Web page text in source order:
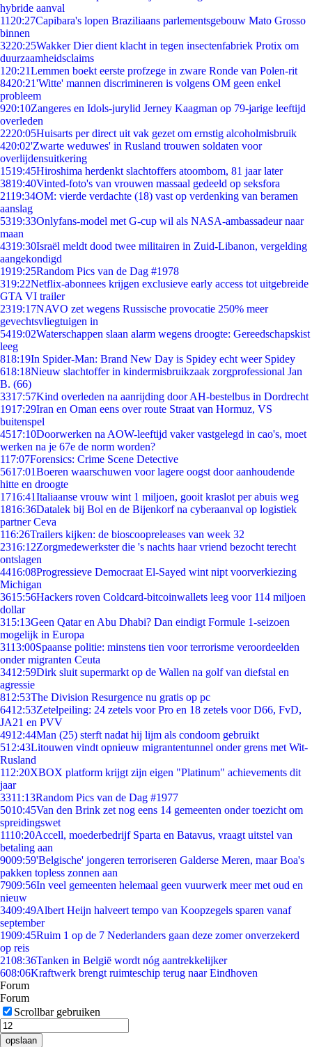
hybride aanval
11 20:27Capibara's lopen Braziliaans parlementsgebouw Mato Grosso
binnen
3220:25Wakker Dier dient klacht in tegen insectenfabriek Protix om
duurzaamheidsclaims
1 20:21Lemmen boekt eerste profzege in zware Ronde van Polen-rit
8420:21'Witte' mannen discrimineren is volgens OM geen enkel
probleem
920:10Zangeres en Idols-jurylid Jerney Kaagman op 79-jarige leeftijd
overleden
2220:05Huisarts per direct uit vak gezet om ernstig alcoholmisbruik
420:02'Zwarte weduwes' in Rusland trouwen soldaten voor
overlijdensuitkering
1519:45Hiroshima herdenkt slachtoffers atoombom, 81 jaar later
3819:40Vinted-foto's van vrouwen massaal gedeeld op seksfora
2119:34OM: vierde verdachte (18) vast op verdenking van beramen
aanslag
5319:33Onlyfans-model met G-cup wil als NASA-ambassadeur naar
maan
4319:30Israël meldt dood twee militairen in Zuid-Libanon, vergelding
aangekondigd
1919:25Random Pics van de Dag #1978
319:22Netflix-abonnees krijgen exclusieve early access tot uitgebreide
GTA VI trailer
2319:17NAVO zet wegens Russische provocatie 250% meer
gevechtsvliegtuigen in
5419:02Waterschappen slaan alarm wegens droogte: Gereedschapskist
leeg
818:19In Spider-Man: Brand New Day is Spidey echt weer Spidey
618:18Nieuw slachtoffer in kindermisbruikzaak zorgprofessional Jan
B. (66)
3317:57Kind overleden na aanrijding door AH-bestelbus in Dordrecht
1917:29Iran en Oman eens over route Straat van Hormuz, VS
buitenspel
4517:10Doorwerken na AOW-leeftijd vaker vastgelegd in cao's, moet
werken na je 67e de norm worden?
117:07Forensics: Crime Scene Detective
5617:01Boeren waarschuwen voor lagere oogst door aanhoudende
hitte en droogte
1716:41Italiaanse vrouw wint 1 miljoen, gooit kraslot per abuis weg
1816:36Datalek bij Bol en de Bijenkorf na cyberaanval op logistiek
partner Ceva
116:26Trailers kijken: de bioscoopreleases van week 32
2316:12Zorgmedewerkster die 's nachts haar vriend bezocht terecht
ontslagen
4416:08Progressieve Democraat El-Sayed wint nipt voorverkiezing
Michigan
3615:56Hackers roven Coldcard-bitcoinwallets leeg voor 114 miljoen
dollar
315:13Geen Qatar en Abu Dhabi? Dan eindigt Formule 1-seizoen
mogelijk in Europa
3113:00Spaanse politie: minstens tien voor terrorisme veroordeelden
onder migranten Ceuta
3412:59Dirk sluit supermarkt op de Wallen na golf van diefstal en
agressie
812:53The Division Resurgence nu gratis op pc
6412:53Zetelpeiling: 24 zetels voor Pro en 18 zetels voor D66, FvD,
JA21 en PVV
4912:44Man (25) sterft nadat hij lijm als condoom gebruikt
512:43Litouwen vindt opnieuw migrantentunnel onder grens met Wit-
Rusland
112:20XBOX platform krijgt zijn eigen "Platinum" achievements dit
jaar
3311:13Random Pics van de Dag #1977
5010:45Van den Brink zet nog eens 14 gemeenten onder toezicht om
spreidingswet
1110:20Accell, moederbedrijf Sparta en Batavus, vraagt uitstel van
betaling aan
9009:59'Belgische' jongeren terroriseren Galderse Meren, maar Boa's
pakken topless zonnen aan
7909:56In veel gemeenten helemaal geen vuurwerk meer met oud en
nieuw
3409:49Albert Heijn halveert tempo van Koopzegels sparen vanaf
september
1909:45Ruim 1 op de 7 Nederlanders gaan deze zomer onverzekerd
op reis
2108:36Tanken in België wordt nóg aantrekkelijker
608:06Kraftwerk brengt ruimteschip terug naar Eindhoven
Forum
Forum
Scrollbar gebruiken
opslaan